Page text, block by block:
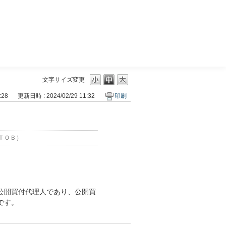
文字サイズ変更
更新日時 : 2024/02/29 11:32 印刷
ＯＢ）
開買付代理人であり、公開買
。